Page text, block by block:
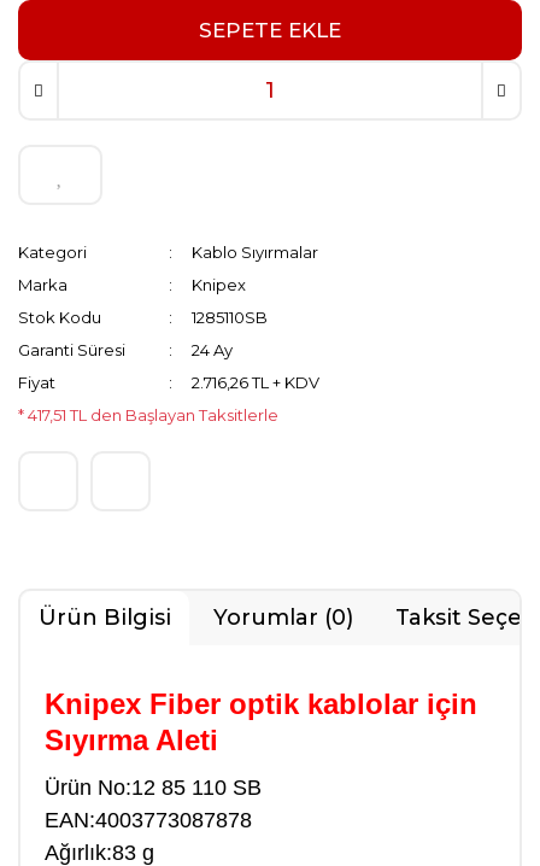
SEPETE EKLE
Kategori
Kablo Sıyırmalar
Marka
Knipex
Stok Kodu
1285110SB
Garanti Süresi
24 Ay
Fiyat
2.716,26 TL + KDV
* 417,51 TL den Başlayan Taksitlerle
Ürün Bilgisi Yorumlar (0) Taksit
Knipex Fiber optik kablolar için
Sıyırma Aleti
Ürün No:12 85 110 SB
EAN:4003773087878
Ağırlık:83 g